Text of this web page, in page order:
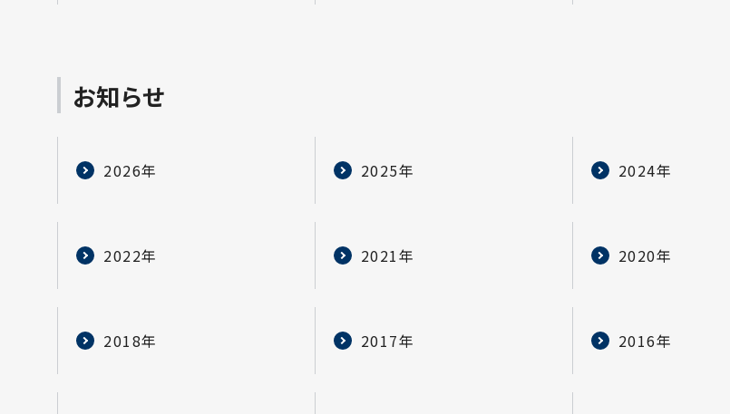
お知らせ
2026年 2025年 2024年
2022年 2021年 2020年
2018年 2017年 2016年